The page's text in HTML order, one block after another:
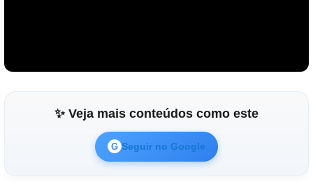
✨ Veja mais conteúdos como este
G Seguir no Google